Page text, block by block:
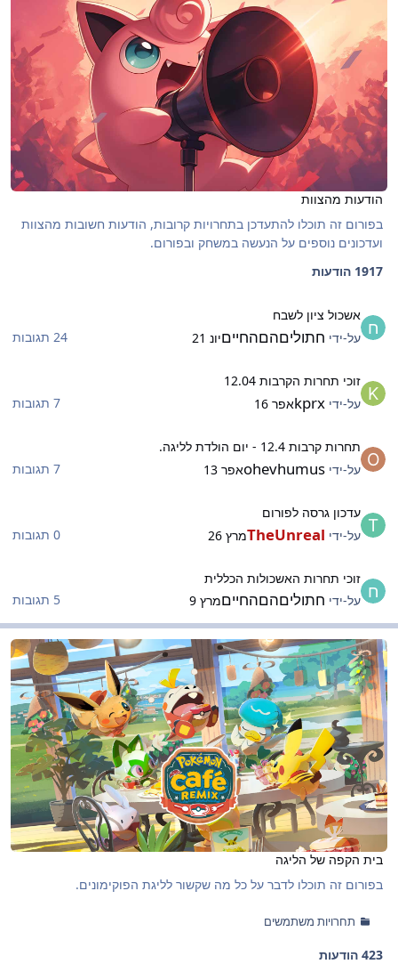
הודעות מהצוות
בפורום זה תוכלו להתעדכן בתחרויות קרובות, הודעות חשובות מהצוות
ועדכונים נוספים על הנעשה במשחק ובפורום.
1917 הודעות
אשכול ציון לשבח
על-ידי חתוליםהםהחייםיונ 21
24 תגובות
זוכי תחרות הקרבות 12.04
על-ידי kprxאפר 16
7 תגובות
תחרות קרבות 12.4 - יום הולדת לליגה.
על-ידי ohevhumusאפר 13
7 תגובות
עדכון גרסה לפורום
על-ידי TheUnrealמרץ 26
0 תגובות
זוכי תחרות האשכולות הכללית
על-ידי חתוליםהםהחייםמרץ 9 5 תגובות
בית הקפה של הליגה
בית הקפה של הליגה
בית הקפה של הליגה
בפורום זה תוכלו לדבר על כל מה שקשור לליגת הפוקימונים.
תחרויות משתמשים
423 הודעות